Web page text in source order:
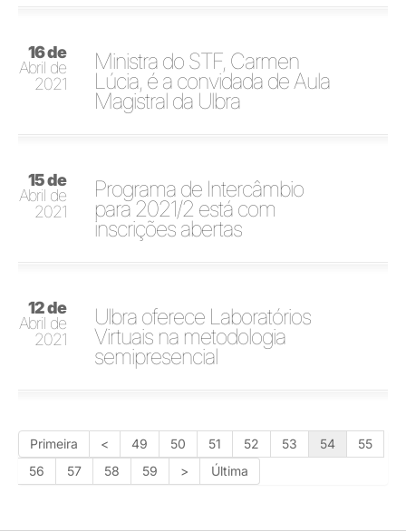
16 de
Abril de
2021
Ministra do STF, Carmen
Lúcia, é a convidada de Aula
Magistral da Ulbra
15 de
Abril de
2021
Programa de Intercâmbio
para 2021/2 está com
inscrições abertas
12 de
Abril de
2021
Ulbra oferece Laboratórios
Virtuais na metodologia
semipresencial
Primeira < 49 50 51 52 53 54
55
56
57 58 59 > Última